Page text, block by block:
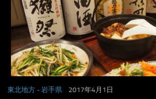
東北地方 - 岩手県 2017年4月1日